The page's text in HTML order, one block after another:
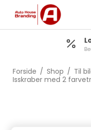
Forside / Shop / Til
Isskraber med 2